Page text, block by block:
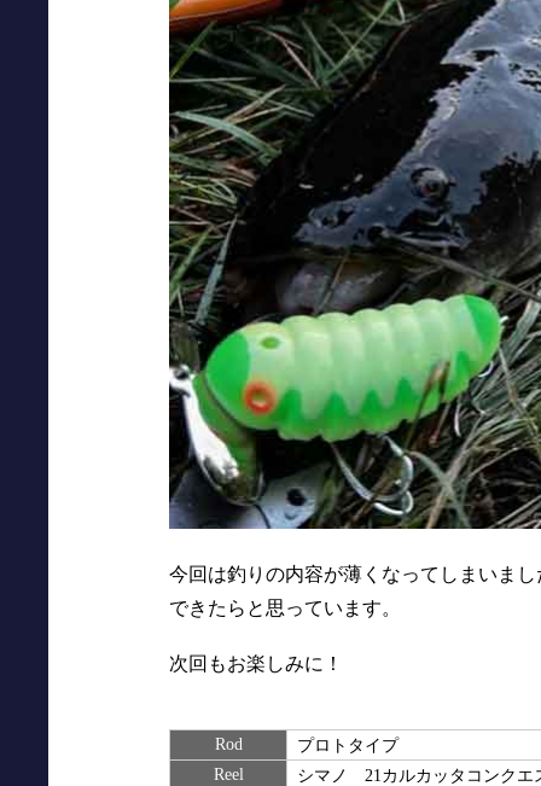
今回は釣りの内容が薄くなってしまいま
できたらと思っています。
次回もお楽しみに！
Rod
プロトタイプ
Reel
シマノ 21カルカッタコンクエ